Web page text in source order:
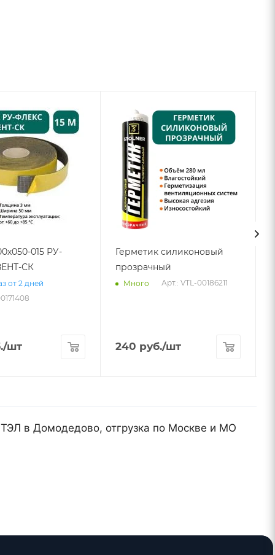
015 РУ-
СК
от 2 дней
/шт
Герметик силиконовый
прозрачный
Много Арт.: VTL-00186211
240 руб./шт
в Домодедово, отгрузка по Москве и МО